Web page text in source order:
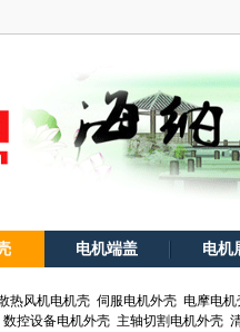
电机端盖 电机
热风机电机壳 伺服电机外壳 电摩电机
数控设备电机外壳 主轴切割电机外壳